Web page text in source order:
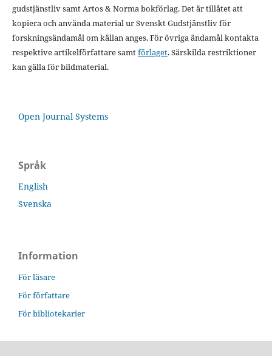
gudstjänstliv samt Artos & Norma bokförlag. Det är tillåtet att
kopiera och använda material ur Svenskt Gudstjänstliv för
forskningsändamål om källan anges. För övriga ändamål kontakta
respektive artikelförfattare samtförlaget. Särskilda restriktioner
kan gälla för bildmaterial.
Open Journal Systems
Språk
English
Svenska
Information
För läsare
För författare
För bibliotekarier